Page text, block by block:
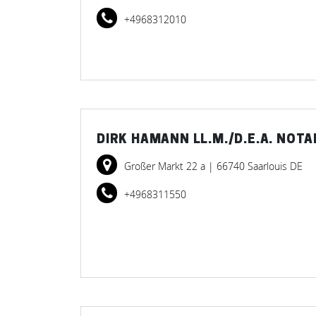
+4968312010
DIRK HAMANN LL.M./D.E.A.
Großer Markt 22 a | 66740 Saarlouis DE
+4968311550